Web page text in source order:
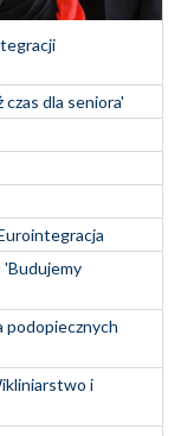
dla seniora'
podopiecznych
i